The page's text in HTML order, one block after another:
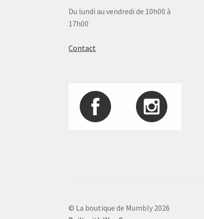
Du lundi au vendredi de 10h00 à
17h00
Contact
© La boutique de Mumbly 2026